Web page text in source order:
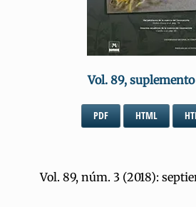
Vol. 89,
PDF HTML
Vol. 89, núm. 3 (2018):